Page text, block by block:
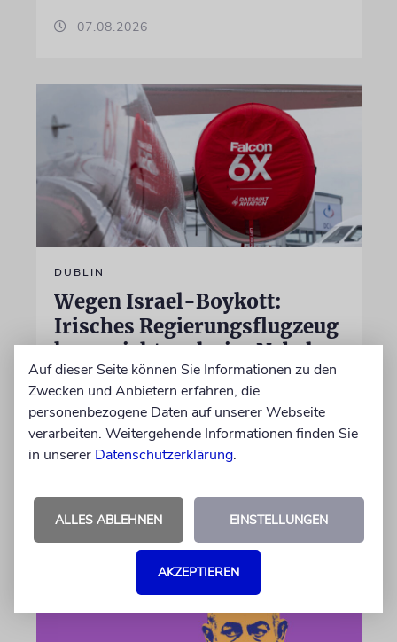
07.08.2026
DUBLIN
Wegen Israel-Boykott:
Irisches Regierungsflugzeug
kann nicht mehr im Nebel
landen
Beim Kauf der Maschine wurde bewusst auf
das System »FalconEye« verzichtet, weil der
israelische Rüstungskonzern Elbit Systems an
07.08.2026
Auf dieser Seite können Sie Informationen zu den
Zwecken und Anbietern erfahren, die
personenbezogene Daten auf unserer Webseite
verarbeiten. Weitergehende Informationen finden Sie
in unserer Datenschutzerklärung.
ALLES ABLEHNEN EINSTELLUNGEN
AKZEPTIEREN